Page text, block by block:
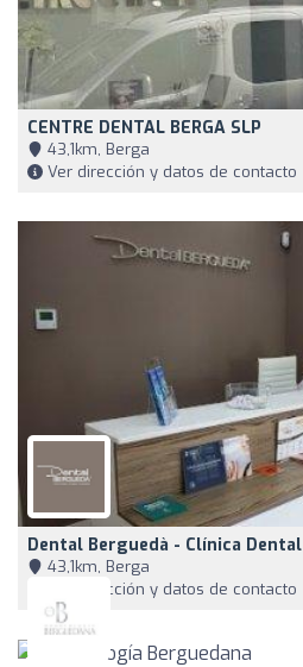
CENTRE DENTAL BERGA SLP
43,1km, Berga
Ver dirección y datos de contacto
Dental Berguedà - Clínica Dental
43,1km, Berga
Ver dirección y datos de contacto